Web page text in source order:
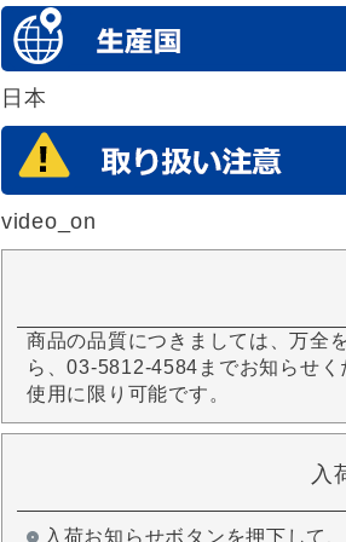
日本
video_on
商品の品質につきましては、万全
ら、03-5812-4584までお知らせ
使用に限り可能です。
入
入荷お知らせボタンを押下して